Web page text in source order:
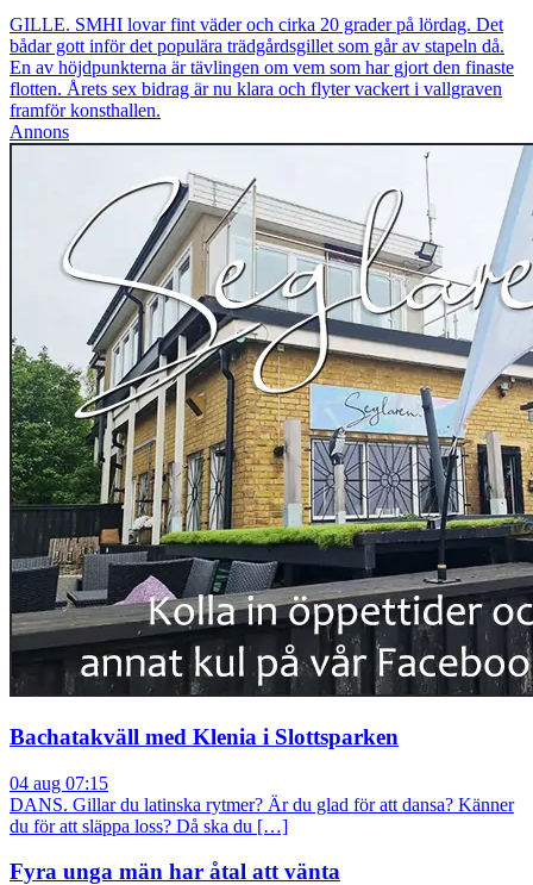
GILLE. SMHI lovar fint väder och cirka 20 grader på lördag. Det
bådar gott inför det populära trädgårdsgillet som går av stapeln då.
En av höjdpunkterna är tävlingen om vem som har gjort den finaste
flotten. Årets sex bidrag är nu klara och flyter vackert i vallgraven
framför konsthallen.
Annons
Bachatakväll med Klenia i Slottsparken
04 aug 07:15
DANS. Gillar du latinska rytmer? Är du glad för att dansa? Känner
du för att släppa loss? Då ska du […]
Fyra unga män har åtal att vänta